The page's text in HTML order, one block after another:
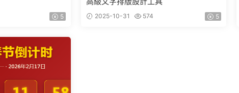
5 2025-10-31 574 5